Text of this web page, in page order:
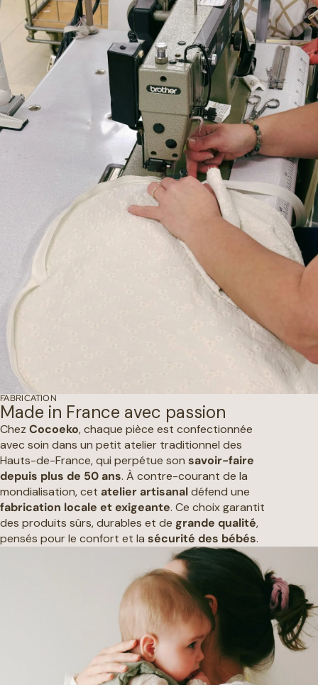
FABRICATION
Made in France avec passion
Chez Cocoeko, chaque pièce est confectionnée
avec soin dans un petit atelier traditionnel des
Hauts-de-France, qui perpétue son savoir-faire
depuis plus de 50 ans. À contre-courant de la
mondialisation, cet atelier artisanaldéfend une
fabrication locale et exigeante. Ce choix garantit
des produits sûrs, durables et de grande qualité,
pensés pour le confort et la sécurité des bébés.